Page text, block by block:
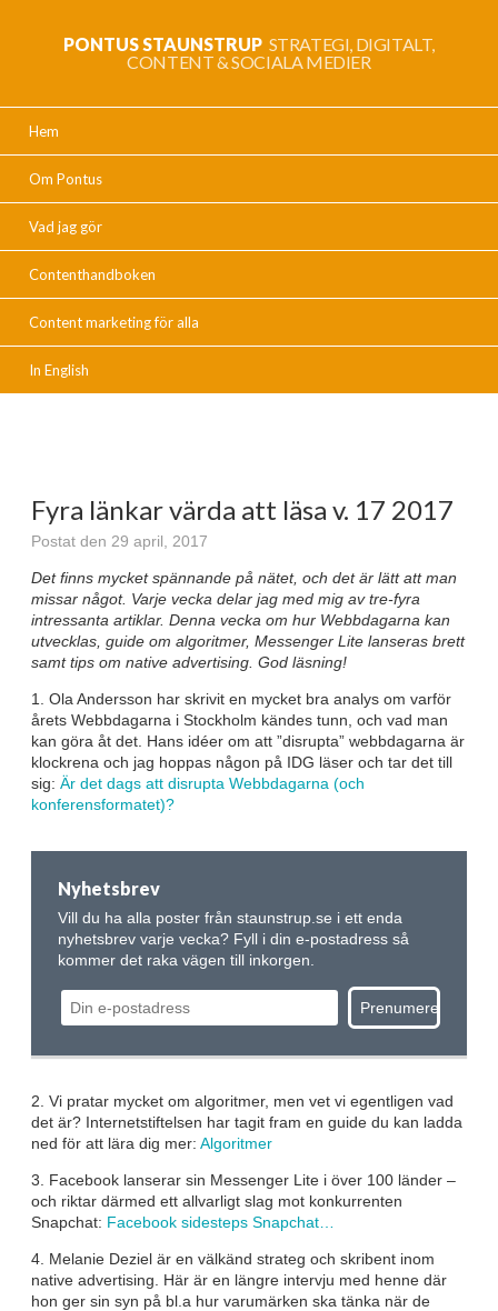
PONTUS STAUNSTRUP STRATEGI, DIGITALT,
CONTENT & SOCIALA MEDIER
Hem
Om Pontus
Vad jag gör
Contenthandboken
Content marketing för alla
In English
Fyra länkar värda att läsa v. 17 2017
Postat den 29 april, 2017
Det finns mycket spännande på nätet, och det är lätt att man
missar något. Varje vecka delar jag med mig av tre-fyra
intressanta artiklar. Denna vecka om hur Webbdagarna kan
utvecklas, guide om algoritmer, Messenger Lite lanseras brett
samt tips om native advertising. God läsning!
1. Ola Andersson har skrivit en mycket bra analys om varför
årets Webbdagarna i Stockholm kändes tunn, och vad man
kan göra åt det. Hans idéer om att ”disrupta” webbdagarna är
klockrena och jag hoppas någon på IDG läser och tar det till
sig: Är det dags att disrupta Webbdagarna (och
konferensformatet)?
Nyhetsbrev
Vill du ha alla poster från staunstrup.se i ett enda
nyhetsbrev varje vecka? Fyll i din e-postadress så
kommer det raka vägen till inkorgen.
2. Vi pratar mycket om algoritmer, men vet vi egentligen vad
det är? Internetstiftelsen har tagit fram en guide du kan ladda
ned för att lära dig mer: Algoritmer
3. Facebook lanserar sin Messenger Lite i över 100 länder –
och riktar därmed ett allvarligt slag mot konkurrenten
Snapchat: Facebook sidesteps Snapchat…
4. Melanie Deziel är en välkänd strateg och skribent inom
native advertising. Här är en längre intervju med henne där
hon ger sin syn på bl.a hur varumärken ska tänka när de